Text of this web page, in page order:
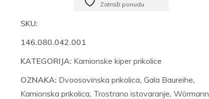
180.51/242
količina
Zatraži ponudu
SKU:
146.080.042.001
KATEGORIJA: Kamionske kiper prikolice
OZNAKA: Dvoosovinska prikolica,Gala Baureihe,
Kamionska prikolica, Trostrano istovaranje,Wörmann